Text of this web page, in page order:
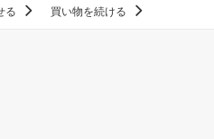
る 買い物を続ける